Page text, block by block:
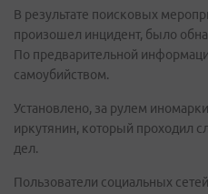
В результате поисковых
произошел инцидент, было
По предварительной
самоубийством.
Установлено, за рулем
иркутянин, который проходил
дел.
Пользователи социальных